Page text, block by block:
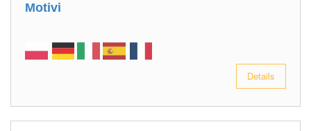
Motivi
Details